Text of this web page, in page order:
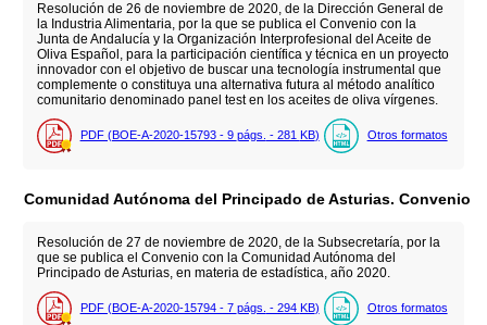
Resolución de 26 de noviembre de 2020, de la Dirección General de
la Industria Alimentaria, por la que se publica el Convenio con la
Junta de Andalucía y la Organización Interprofesional del Aceite de
Oliva Español, para la participación científica y técnica en un proyecto
innovador con el objetivo de buscar una tecnología instrumental que
complemente o constituya una alternativa futura al método analítico
comunitario denominado panel test en los aceites de oliva vírgenes.
PDF (BOE-A-2020-15793 - 9 págs. - 281 KB) Otros formatos
Comunidad Autónoma del Principado de Asturias. Convenio
Resolución de 27 de noviembre de 2020, de la Subsecretaría, por la
que se publica el Convenio con la Comunidad Autónoma del
Principado de Asturias, en materia de estadística, año 2020.
PDF (BOE-A-2020-15794 - 7 págs. - 294 KB) Otros formatos